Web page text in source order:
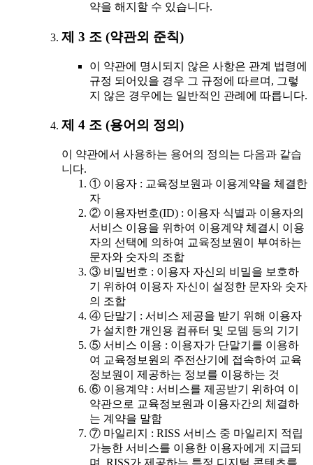
약을 해지할 수 있습니다.
제 3 조 (약관외 준칙)
이 약관에 명시되지 않은 사항은 관계 법령에
규정 되어있을 경우 그 규정에 따르며, 그렇
지 않은 경우에는 일반적인 관례에 따릅니다.
제 4 조 (용어의 정의)
이 약관에서 사용하는 용어의 정의는 다음과 같습
니다.
① 이용자 : 교육정보원과 이용계약을 체결한
자
② 이용자번호(ID) : 이용자 식별과 이용자의
서비스 이용을 위하여 이용계약 체결시 이용
자의 선택에 의하여 교육정보원이 부여하는
문자와 숫자의 조합
③ 비밀번호 : 이용자 자신의 비밀을 보호하
기 위하여 이용자 자신이 설정한 문자와 숫자
의 조합
④ 단말기 : 서비스 제공을 받기 위해 이용자
가 설치한 개인용 컴퓨터 및 모뎀 등의 기기
⑤ 서비스 이용 : 이용자가 단말기를 이용하
여 교육정보원의 주전산기에 접속하여 교육
정보원이 제공하는 정보를 이용하는 것
⑥ 이용계약 : 서비스를 제공받기 위하여 이
약관으로 교육정보원과 이용자간의 체결하
는 계약을 말함
⑦ 마일리지 : RISS 서비스 중 마일리지 적립
가능한 서비스를 이용한 이용자에게 지급되